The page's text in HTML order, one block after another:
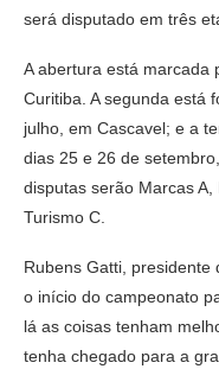
será disputado em três
A abertura está marcada
Curitiba. A segunda está
julho, em Cascavel; e a
dias 25 e 26 de
disputas serão Marcas
Turismo C.
Rubens Gatti, presidente
o início do campeonato
lá as coisas tenham
tenha chegado para a